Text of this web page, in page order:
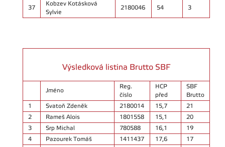
37
Kobzev Kotásková
Sylvie
2180046 54 3
Výsledková listina Brutto SBF
Jméno
Reg.
číslo
HCP
před
SBF
Brutto
1
Svatoň Zdeněk 2180014 15,7
21
2
Rameš Alois 1801558 15,1
20
3
Srp Michal 780588 16,1
19
4
Pazourek Tomáš 1411437 17,6
17